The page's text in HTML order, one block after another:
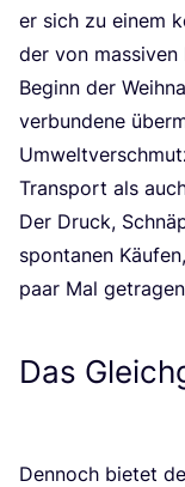
er sich zu einem
der von
Beginn der
ver­bun­de­ne
Trans­port als
Der Druck,
spon­ta­nen
paar Mal
Das
Den­noch bie­tet